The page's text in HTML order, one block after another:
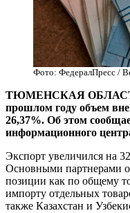
Фото: ФедералПресс /
ТЮМЕНСКАЯ
прошлом году объем
26,37%. Об этом
информационного
Экспорт увеличился на
Основными партнерами
позиции как по общему
импорту отдельных
также Казахстан и